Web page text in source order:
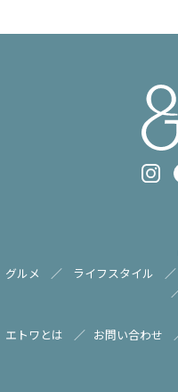
グルメ
ライフスタイル
エトワとは お問い合わせ